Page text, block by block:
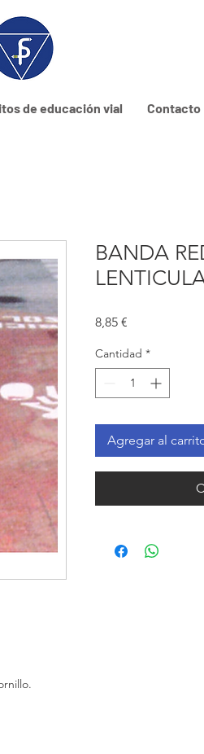
de educación vial Contacto
BANDA
8,85 €
Cantidad *
Agregar al